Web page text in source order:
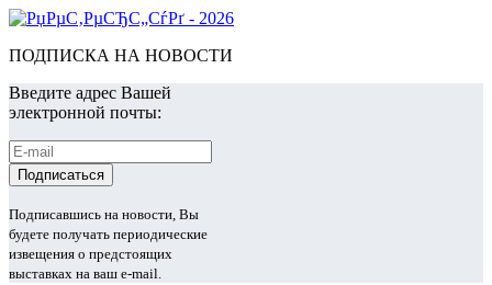
ПОДПИСКА НА НОВОСТИ
Введите адрес Вашей
электронной почты:
Подписавшись на новости, Вы
будете получать периодические
извещения о предстоящих
выставках на ваш e-mail.